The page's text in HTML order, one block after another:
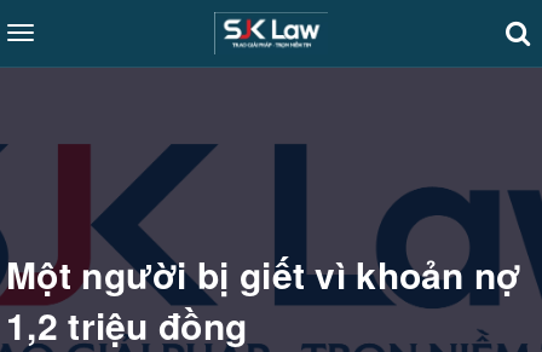
Toggle
navigation
Một người bị giết vì khoản nợ
1,2 triệu đồng